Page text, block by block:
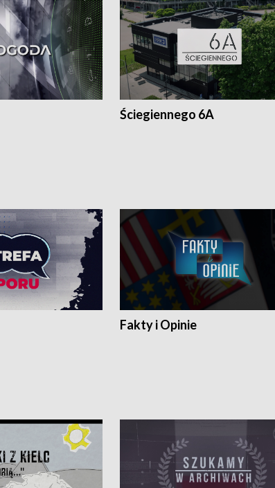
Ściegiennego 6A
Fakty i Opinie